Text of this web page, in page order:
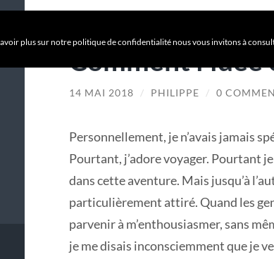
Comment l’idée
14 MAI 2018 / PHILIPPE / 0
Personnellement, je n’avais jamais
Pourtant, j’adore voyager. Pourtant
dans cette aventure. Mais jusqu’à
particulièrement attiré. Quand les
parvenir à m’enthousiasmer, sans
je me disais inconsciemment que je
plus sur notre politique de confidentialité nous vous invitons à